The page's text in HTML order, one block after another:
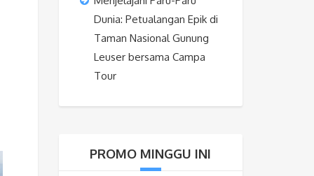
Dunia: Petualangan Epik di
Taman Nasional Gunung
Leuser bersama Campa
Tour
PROMO MINGGU INI